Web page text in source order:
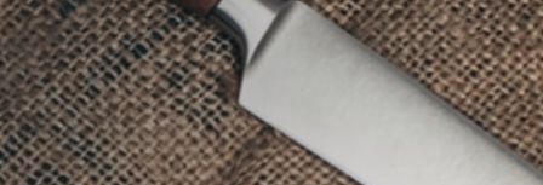
Generan admiración en donde se encuentren, ya
sea a la hora de compartir un asado o en la mesa
más elegante. Añejo olivo mendocino, guayacán,
astas de ciervo patagónico... todos nobles
materiales que reunimos en la fabricación de estos
productos que te acompañarán siempre.